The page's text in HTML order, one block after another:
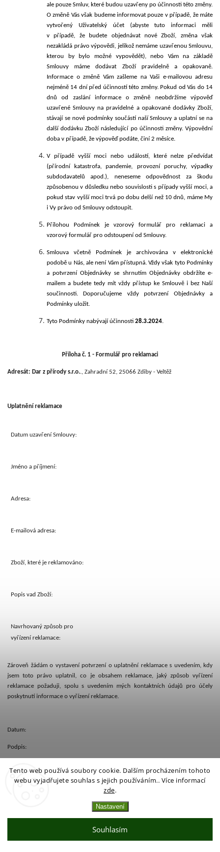
Tento web používá soubory cookie. Dalším procházením tohoto
webu vyjadřujete souhlas s jejich používáním.. Více informací
zde.
Nastavení
Souhlasím
ale pouze Smluv, které budou uzavřeny po účinnosti této změny.
O změně Vás však budeme informovat pouze v případě, že máte
vytvořený Uživatelský účet (abyste tuto informaci měli
v případě, že budete objednávat nové Zboží, změna však
nezakládá právo výpovědi, jelikož nemáme uzavřenou Smlouvu,
kterou by bylo možné vypovědět),nebo Vám na základě
Smlouvy máme dodávat Zboží pravidelně a opakovaně.
Informace o změně Vám zašleme na Vaši e-mailovou adresu
nejméně 14 dní před účinností této změny. Pokud od Vás do 14
dnů od zaslání informace o změně neobdržíme výpověď
uzavřené Smlouvy na pravidelné a opakované dodávky Zboží,
stávají se nové podmínky součástí naší Smlouvy a uplatní se na
další dodávku Zboží následující po účinnosti změny. Výpovědní
doba v případě, že výpověď podáte, činí2 měsíce.
V případě vyšší moci nebo událostí, které nelze předvídat
(přírodní katastrofa, pandemie, provozní poruchy, výpadky
subdodavatelů apod.), neneseme odpovědnost za škodu
způsobenou v důsledku nebo souvislosti s případy vyšší moci, a
pokud stav vyšší moci trvá po dobu delší než 10 dnů, máme My
i Vy právo od Smlouvy odstoupit.
Přílohou Podmínek je vzorový formulář pro reklamaci a
vzorový formulář pro odstoupení od Smlouvy.
Smlouva včetně Podmínek je archivována v elektronické
podobě u Nás, ale není Vám přístupná. Vždy však tyto Podmínky
a potvrzení Objednávky se shrnutím Objednávky obdržíte e-
mailem a budete tedy mít vždy přístup ke Smlouvě i bez Naší
součinnosti. Doporučujeme vždy potvrzení Objednávky a
Podmínky uložit.
Tyto Podmínky nabývají účinnosti 28.3.2024.
Příloha č. 1 - Formulář pro reklamaci
Adresát: Dar z přírody s.r.o.., Zahradní 52, 25066 Zdiby - Veltěž
Uplatnění reklamace
Datum uzavření Smlouvy:
Jméno a příjmení:
Adresa:
E-mailová adresa:
Zboží, které je reklamováno:
Popis vad Zboží:
Navrhovaný způsob pro
vyřízení reklamace:
Zároveň žádám o vystavení potvrzení o uplatnění reklamace s uvedením, kdy
jsem toto právo uplatnil, co je obsahem reklamace, jaký způsob vyřízení
reklamace požaduji, spolu s uvedením mých kontaktních údajů pro účely
poskytnutí informace o vyřízení reklamace.
Datum:
Podpis:
Adresát: [BUDE DOPLNĚNO].